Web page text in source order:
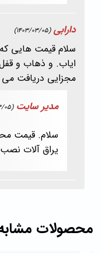
دارابی (1403/03/05)
سلام قیمت هایی
ایاب. و ذهاب و
مجزایی دریافت می
مدیر سایت (1403/03/05)
سلام. قیمت
یراق آلات
محصولات